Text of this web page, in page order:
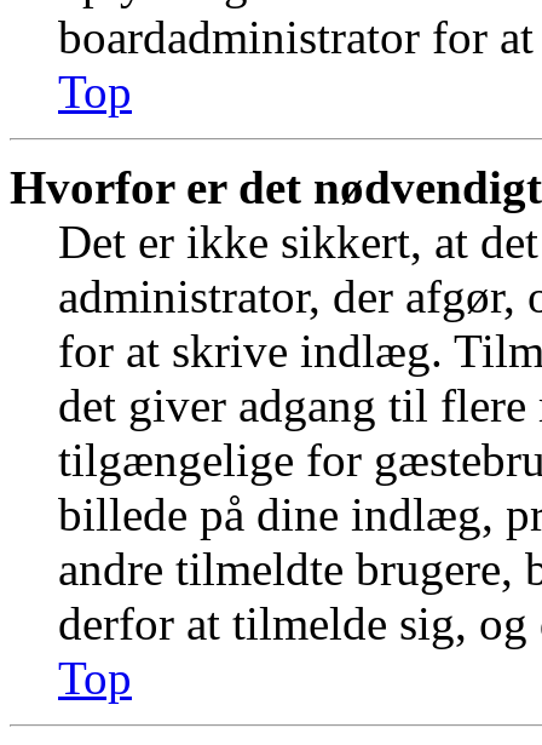
boardadministrator for
Top
Hvorfor er det
Det er ikke sikkert, at
administrator, der afgør,
for at skrive indlæg.
det giver adgang til
tilgængelige for
billede på dine indlæg,
andre tilmeldte brugere,
derfor at tilmelde sig,
Top